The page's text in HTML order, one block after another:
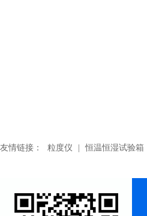
友情链接： 粒度仪 恒温恒湿试验箱